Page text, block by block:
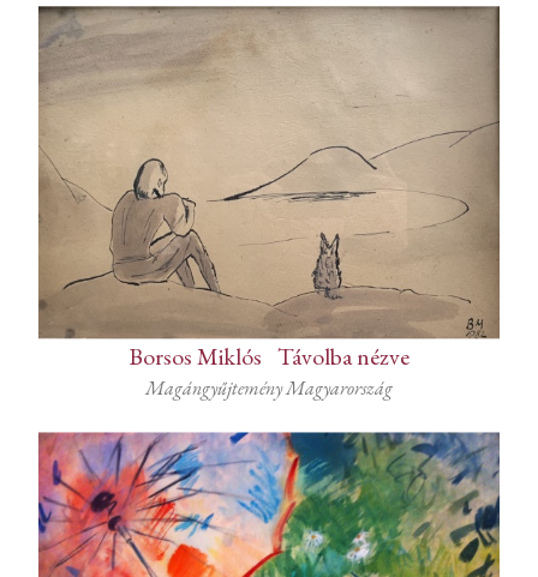
Borsos Miklós Távolba nézve
Magángyűjtemény Magyarország